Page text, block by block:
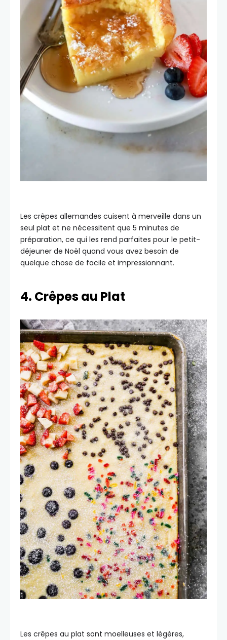
Les crêpes allemandes cuisent à merveille dans un
seul plat et ne nécessitent que 5 minutes de
préparation, ce qui les rend parfaites pour le petit-
déjeuner de Noël quand vous avez besoin de
quelque chose de facile et impressionnant.
4. Crêpes au Plat
Les crêpes au plat sont moelleuses et légères,